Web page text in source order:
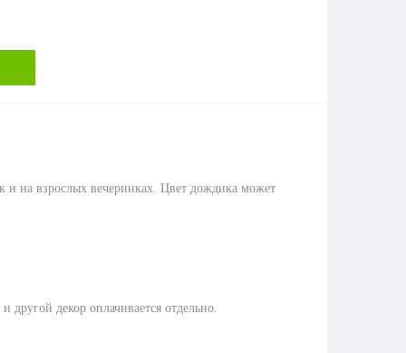
и на взрослых вечеринках. Цвет дождика может
декор оплачивается отдельно.